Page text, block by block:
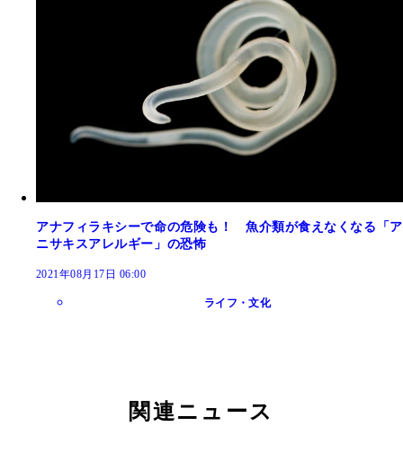
アナフィラキシーで命の危険も！ 魚介類が食えなくなる「ア
ニサキスアレルギー」の恐怖
2021年08月17日 06:00
ライフ・文化
関連ニュース